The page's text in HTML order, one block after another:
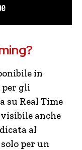
in
per gli
su Real Time
anche
al
solo per un